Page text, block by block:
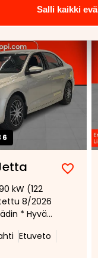
Salli kaikki
Lisää
Poista
kW (122
8/2026
* Hyvä
* BT
Etuveto